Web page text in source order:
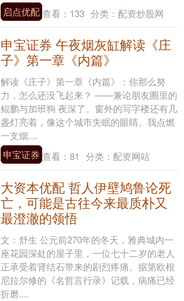
启点优配查看： 133 分类： 配资炒股网
申宝证券 午夜烟灰缸解读《庄
子》第一章《内篇》
解读《庄子》第一章《内篇》：你那么努
力，怎么还没飞起来？ ——兼论朋友圈里的
鲲鹏与加班狗 夜深了。窗外的写字楼还有几
盏灯亮着，像这个城市失眠的眼睛。我点燃
一支烟....
申宝证券 查看： 81 分类： 配资网站
大资本优配 哲人伊壁鸠鲁论死
亡，可能是古往今来最质朴又
最澄澈的领悟
文：舒生 公元前270年的冬天，雅典城内一
座花园深处的屋子里，一位七十二岁的老人
正承受着肾结石带来的剧烈疼痛。据第欧根
尼拉尔修的《名哲言行录》记载，病痛已经
折磨....